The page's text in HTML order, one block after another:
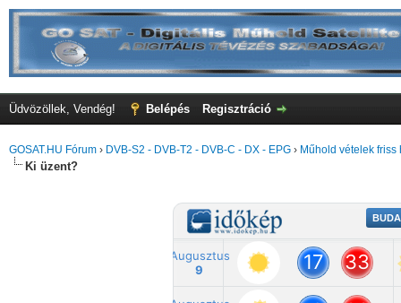
Üdvözöllek, Vendég! Belépés Regisztráció
GOSAT.HU Fórum › DVB-S2 - DVB-T2 - DVB-C - DX - EPG › Műhold vételek friss
Ki üzent?